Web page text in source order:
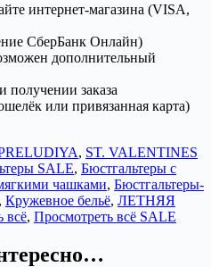
интернет-магазина (VISA,
СберБанк Онлайн)
дополнительный
заказа
или привязанная карта)
, ST. VALENTINES
SALE, Бюстгальтеры с
чашками, Бюстгальтеры-
, Кружевное бельё, ЛЕТНЯЯ
всё, Просмотреть всё SALE